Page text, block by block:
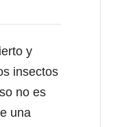
y
insectos
no es
una